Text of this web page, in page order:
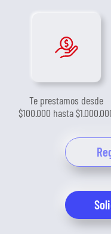
Te prestamos desde
$100.000 hasta